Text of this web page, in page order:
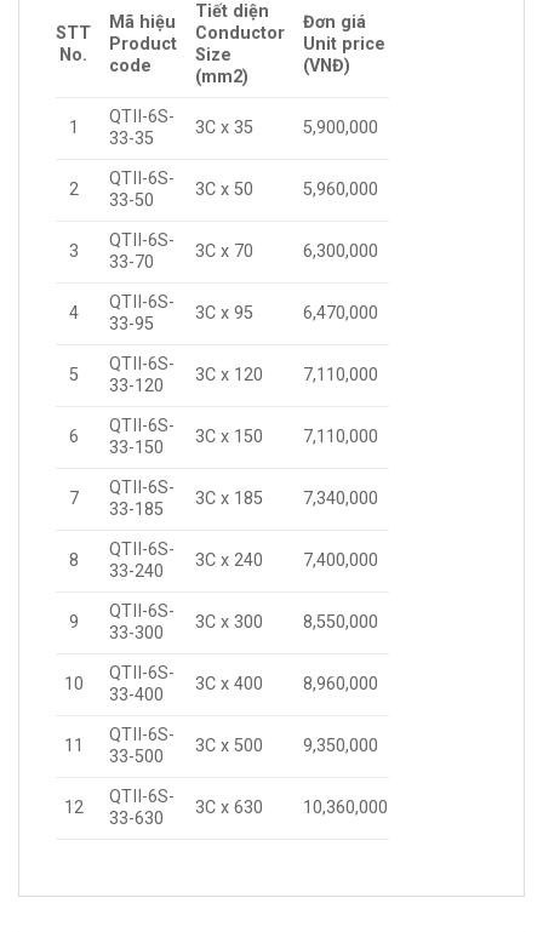
STT
No.
Mã hiệu
Product
code
Tiết diện
Conductor
Size
(mm2)
Đơn giá
Unit price
(VNĐ)
1
QTII-6S-
33-35
3C x 35 5,900,000
2
QTII-6S-
33-50
3C x 50 5,960,000
3
QTII-6S-
33-70
3C x 70 6,300,000
4
QTII-6S-
33-95
3C x 95 6,470,000
5
QTII-6S-
33-120
3C x 120 7,110,000
6
QTII-6S-
33-150
3C x 150 7,110,000
7
QTII-6S-
33-185
3C x 185 7,340,000
8
QTII-6S-
33-240
3C x 240 7,400,000
9
QTII-6S-
33-300
3C x 300 8,550,000
10
QTII-6S-
33-400
3C x 400 8,960,000
11
QTII-6S-
33-500
3C x 500 9,350,000
12
QTII-6S-
33-630
3C x 630 10,360,000